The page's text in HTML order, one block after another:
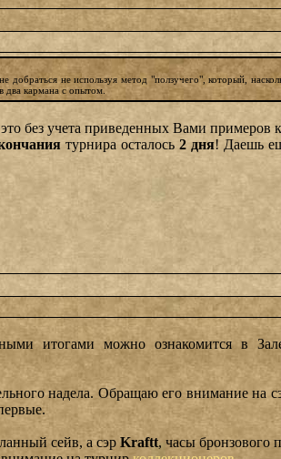
не используя метод "ползучего", который,
два кармана с опытом.
без учета приведенных Вами примеров
турнира осталось 2 дня! Даешь
итогами можно ознакомится в
надела. Обращаю его внимание на
сейв, а сэр Kraftt, часы бронзового